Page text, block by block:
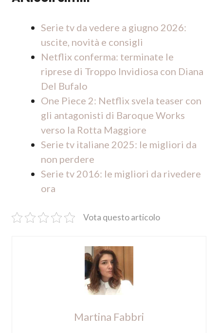
Serie tv da vedere a giugno 2026:
uscite, novità e consigli
Netflix conferma: terminate le
riprese di Troppo Invidiosa con Diana
Del Bufalo
One Piece 2: Netflix svela teaser con
gli antagonisti di Baroque Works
verso la Rotta Maggiore
Serie tv italiane 2025: le migliori da
non perdere
Serie tv 2016: le migliori da rivedere
ora
Vota questo articolo
Martina Fabbri